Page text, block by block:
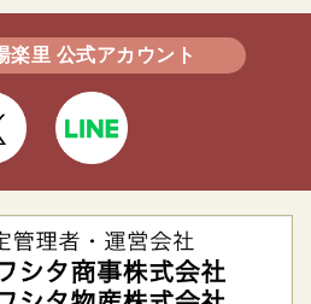
楽里 公式アカウント